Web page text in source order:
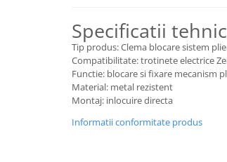
Trotinete electrice
Biciclete Electrice
Anvelope moto
Camere moto
Cauciucuri bicicleta
Specificatii
Tip produs: Clema blocare sistem
Compatibilitate: trotinete electrice
Functie: blocare si fixare mecanism
Material: metal rezistent
Montaj: inlocuire directa
Informatii conformitate produs